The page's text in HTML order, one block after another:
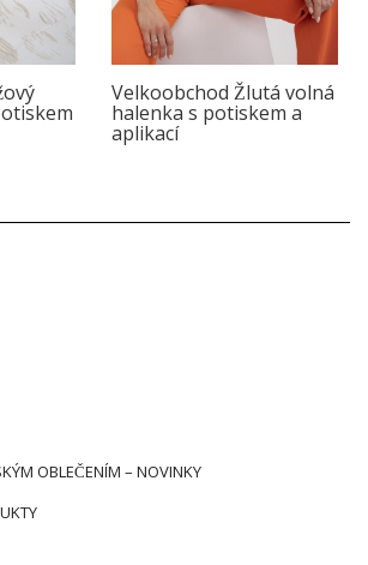
Velkoobchod Žlutá volná
halenka s potiskem a
aplikací
OBLEČENÍM – NOVINKY